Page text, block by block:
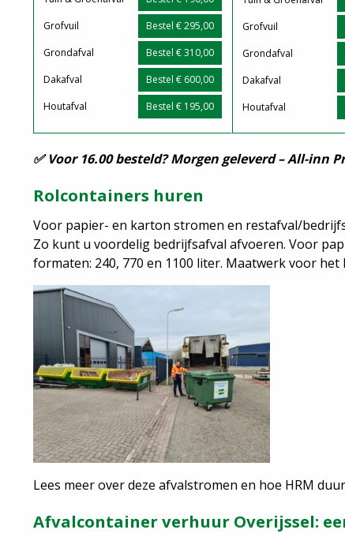
Grofvuil
Bestel € 295,00
Grondafval
Bestel € 310,00
Dakafval
Bestel € 600,00
Houtafval
Bestel € 195,00
Grofvuil
Grondafval
Dakafval
Houtafval
✅ Voor 16.00 besteld? Morgen geleverd – All-inn
Rolcontainers huren
Voor papier- en karton stromen en restafval/
Zo kunt u voordelig bedrijfsafval afvoeren. Voor
formaten: 240, 770 en 1100 liter. Maatwerk voor
Lees meer over deze afvalstromen en hoe HRM
Afvalcontainer verhuur Overijssel: